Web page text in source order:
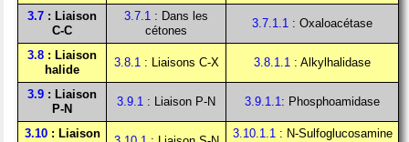
3.7 : Liaison
C-C
3.7.1 : Dans les
cétones
3.7.1.1 : Oxaloacétase
3.8 : Liaison
halide
3.8.1: Liaisons C-X 3.8.1.1 : Alkylhalidase
3.9 : Liaison
P-N
3.9.1 : Liaison P-N 3.9.1.1: Phosphoamidase
3.10: Liaison
3.10.1.1: N-Sulfoglucosamine